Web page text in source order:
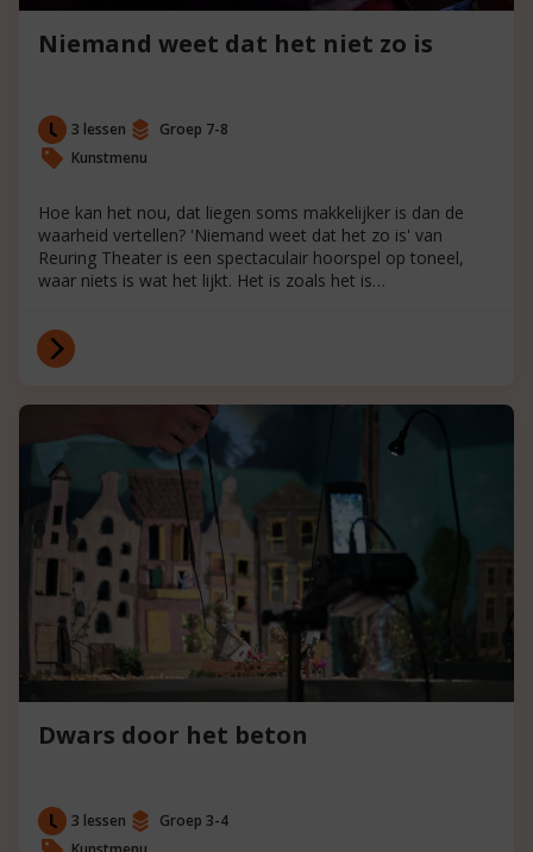
Niemand weet dat het niet zo is
3 lessen
Groep 7-8
Kunstmenu
Hoe kan het nou, dat liegen soms makkelijker is dan de
waarheid vertellen? 'Niemand weet dat het zo is' van
Reuring Theater is een spectaculair hoorspel op toneel,
waar niets is wat het lijkt. Het is zoals het is…
Dwars door het beton
3 lessen
Groep 3-4